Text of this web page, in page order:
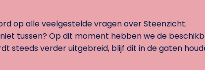
op alle veelgestelde vragen over Steenzicht.
tussen? Op dit moment hebben we de
steeds verder uitgebreid, blijf dit in de gaten